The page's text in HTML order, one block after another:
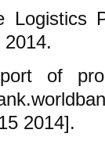
Logistics
of
2014].